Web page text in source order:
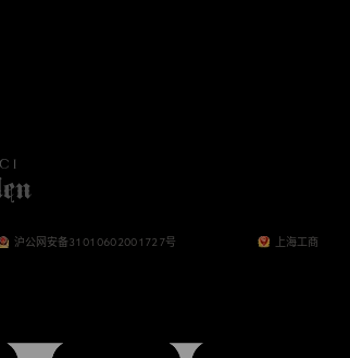
沪公网安备31010602001727号 上海工商